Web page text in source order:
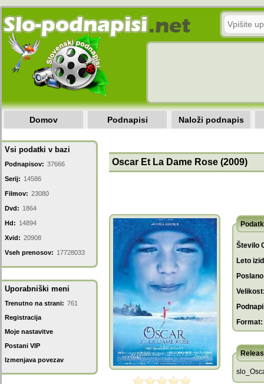
Domov Podnapisi Naloži podnapis
Vsi podatki v bazi
Podnapisov: 37666
Serij: 14586
Filmov: 23080
Dvd: 1864
Hd: 14894
Xvid: 20908
Vseh prenosov: 17728033
Uporabniški meni
Trenutno na strani: 761
Registracija
Moje nastavitve
Postani VIP
Izmenjava povezav
Oscar Et La Dame Rose (2009)
Število
Leto
Format: